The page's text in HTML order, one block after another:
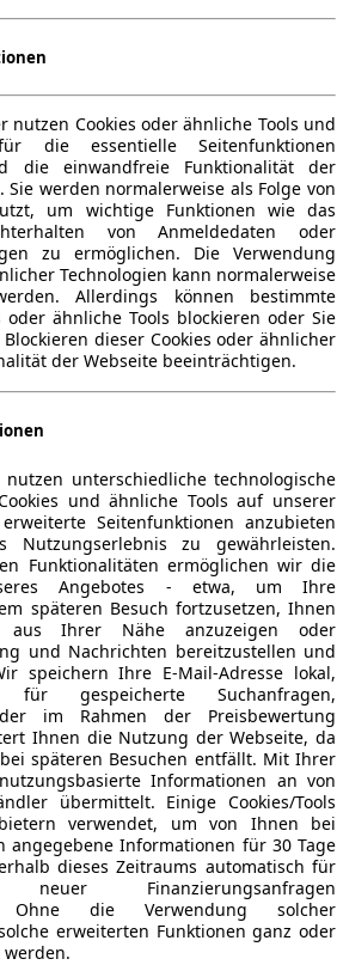
nutzen Cookies oder ähnliche Tools und
die essentielle Seitenfunktionen
die einwandfreie Funktionalität der
Sie werden normalerweise als Folge von
um wichtige Funktionen wie das
von Anmeldedaten oder
zu ermöglichen. Die Verwendung
Technologien kann normalerweise
Allerdings können bestimmte
oder ähnliche Tools blockieren oder Sie
dieser Cookies oder ähnlicher
der Webseite beeinträchtigen.
unterschiedliche technologische
und ähnliche Tools auf unserer
Seitenfunktionen anzubieten
Nutzungserlebnis zu gewährleisten.
Funktionalitäten ermöglichen wir die
Angebotes - etwa, um Ihre
späteren Besuch fortzusetzen, Ihnen
aus Ihrer Nähe anzuzeigen oder
und Nachrichten bereitzustellen und
speichern Ihre E-Mail-Adresse lokal,
gespeicherte Suchanfragen,
im Rahmen der Preisbewertung
Ihnen die Nutzung der Webseite, da
späteren Besuchen entfällt. Mit Ihrer
Informationen an von
übermittelt. Einige Cookies/Tools
verwendet, um von Ihnen bei
angegebene Informationen für 30 Tage
dieses Zeitraums automatisch für
Finanzierungsanfragen
Ohne die Verwendung solcher
erweiterten Funktionen ganz oder